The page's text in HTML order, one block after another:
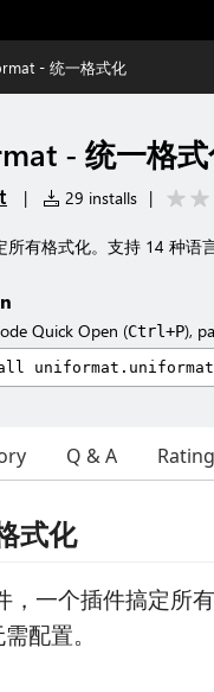
- 统一格式化
- 统一格
| 29 installs |
所有格式化。支持 14 种语
Quick Open (Ctrl+P),
Q & A
式化
，一个插件搞定所
配置。